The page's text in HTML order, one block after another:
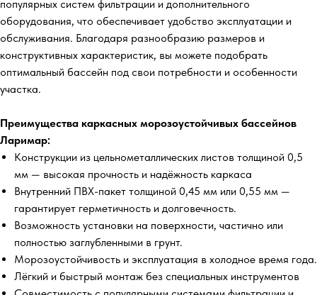
популярных систем фильтрации и дополнительного
оборудования, что обеспечивает удобство эксплуатации и
обслуживания. Благодаря разнообразию размеров и
конструктивных характеристик, вы можете подобрать
оптимальный бассейн под свои потребности и особенности
участка.
Преимущества каркасных морозоустойчивых бассейнов
Ларимар:
Конструкции из цельнометаллических листов толщиной 0,5
мм — высокая прочность и надёжность каркаса
Внутренний ПВХ-пакет толщиной 0,45 мм или 0,55 мм —
гарантирует герметичность и долговечность.
Возможность установки на поверхности, частично или
полностью заглубленными в грунт.
Морозоустойчивость и эксплуатация в холодное время года.
Лёгкий и быстрый монтаж без специальных инструментов